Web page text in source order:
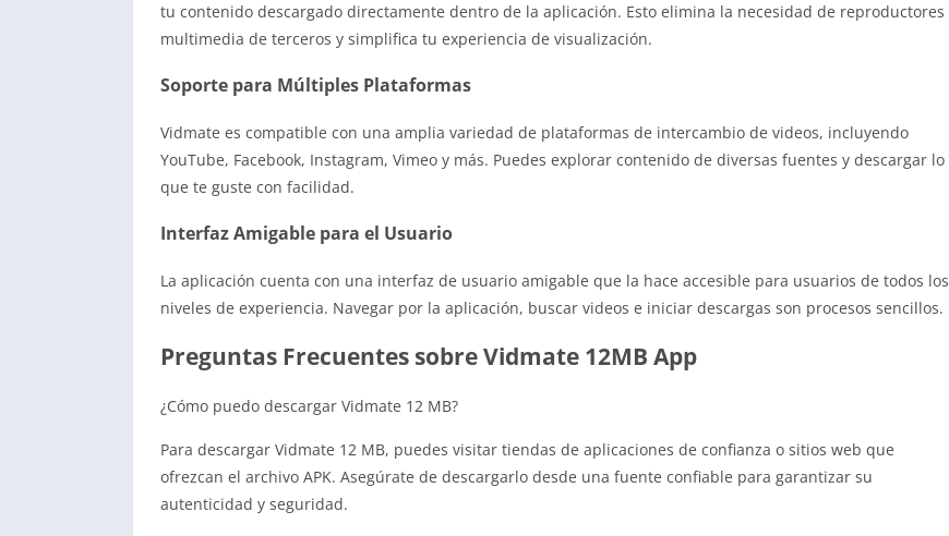
tu contenido descargado directamente dentro de la aplicación. Esto elimina la necesidad de reproductores
multimedia de terceros y simplifica tu experiencia de visualización.
Soporte para Múltiples Plataformas
Vidmate es compatible con una amplia variedad de plataformas de intercambio de videos, incluyendo
YouTube, Facebook, Instagram, Vimeo y más. Puedes explorar contenido de diversas fuentes y descargar lo
que te guste con facilidad.
Interfaz Amigable para el Usuario
La aplicación cuenta con una interfaz de usuario amigable que la hace accesible para usuarios de todos los
niveles de experiencia. Navegar por la aplicación, buscar videos e iniciar descargas son procesos sencillos.
Preguntas Frecuentes sobre Vidmate 12MB App
¿Cómo puedo descargar Vidmate 12 MB?
Para descargar Vidmate 12 MB, puedes visitar tiendas de aplicaciones de confianza o sitios web que
ofrezcan el archivo APK. Asegúrate de descargarlo desde una fuente confiable para garantizar su
autenticidad y seguridad.